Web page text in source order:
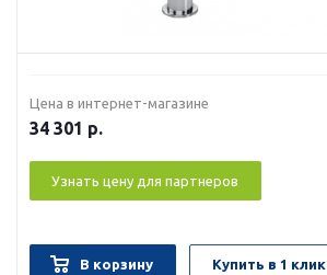
Цена в интернет-магазине
34 301 р.
Узнать цену для партнеров
В корзину Купить в 1 клик